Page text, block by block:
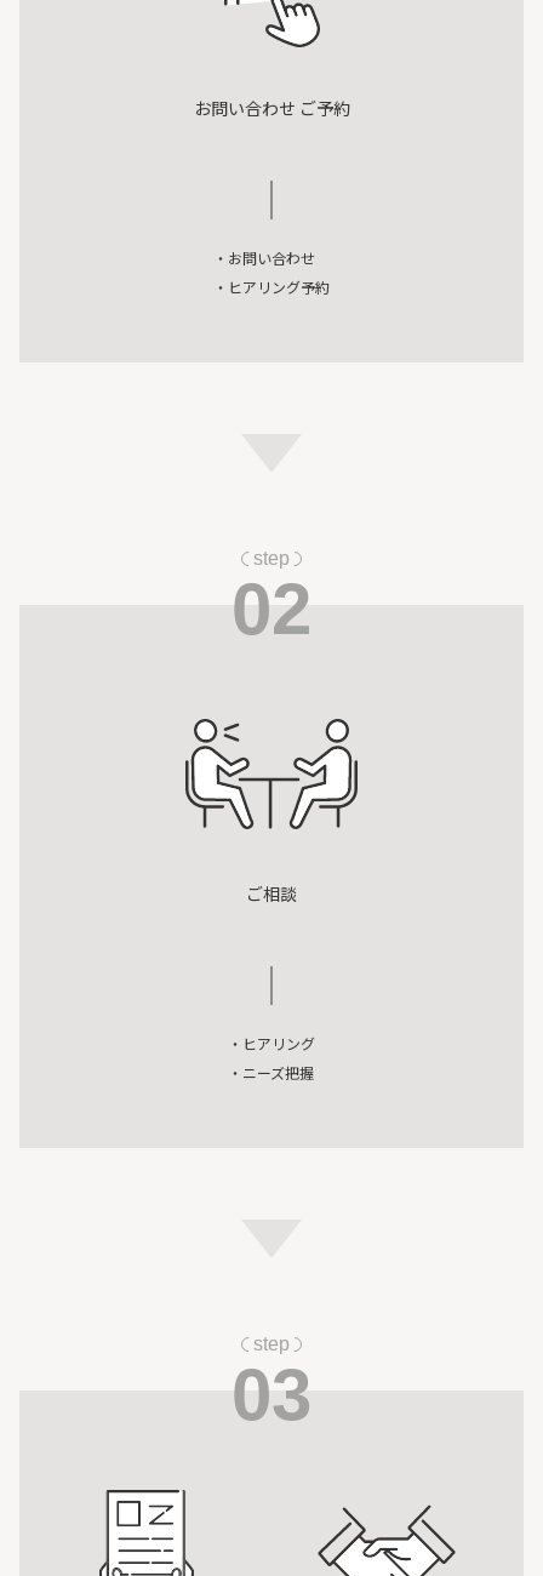
お問い合わせ ご予約
・お問い合わせ
・ヒアリング予約
step
02
ご相談
・ヒアリング
・ニーズ把握
step
03